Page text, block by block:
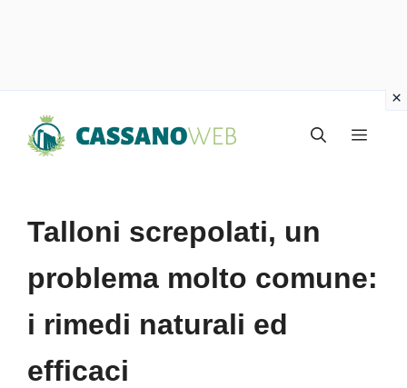
Menu
Talloni screpolati, un
problema molto comune:
i rimedi naturali ed
efficaci